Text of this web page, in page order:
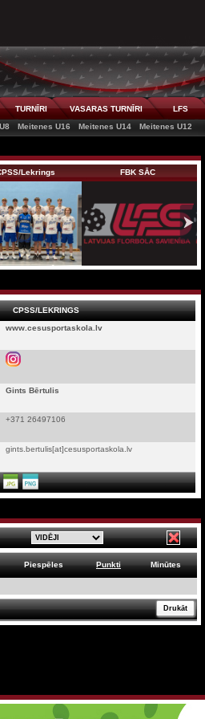
TURNĪRI VASARAS TURNĪRI LFS
Meitenes U16 Meitenes U14 Meitenes U12
Lekrings FBK SĀC
CPSS/LEKRINGS
www.cesusportaskola.lv
Gints Bērtulis
+371 26497106
gints.bertulis[at]cesusportaskola.lv
Piespēles Punkti Minūtes
Drukāt